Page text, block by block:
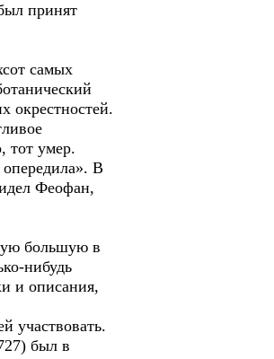
принят
самых
окрестностей.
тот умер.
опередила». В
Феофан,
большую в
нибудь
и описания,
участвовать.
был в